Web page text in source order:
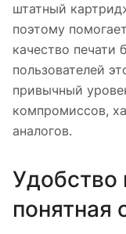
штатный
поэтому
качество печати
пользователей
привычный
компромиссов,
аналогов.
Удобство
понятная